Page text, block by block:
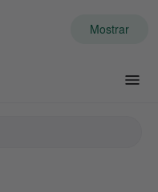
Mostrar